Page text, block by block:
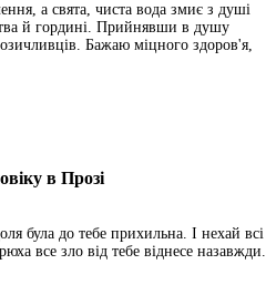
а свята, чиста вода змиє з душі
й гордині. Прийнявши в душу
Бажаю міцного здоров'я,
в Прозі
була до тебе прихильна. І нехай всі
все зло від тебе віднесе назавжди.